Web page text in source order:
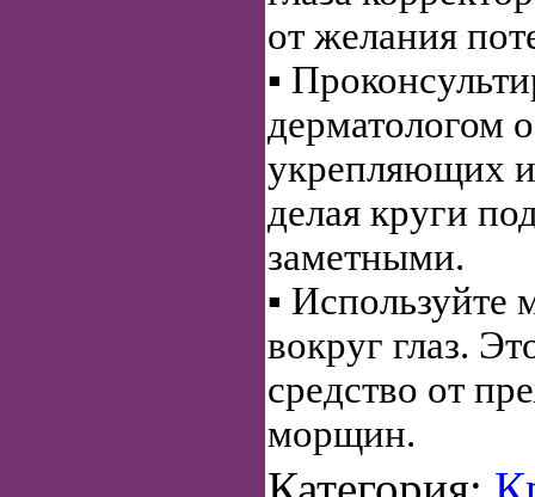
от желания
▪
дерматологом
укрепляющих
делая круги
заметными.
▪ Используйте
вокруг глаз.
средство от
морщин.